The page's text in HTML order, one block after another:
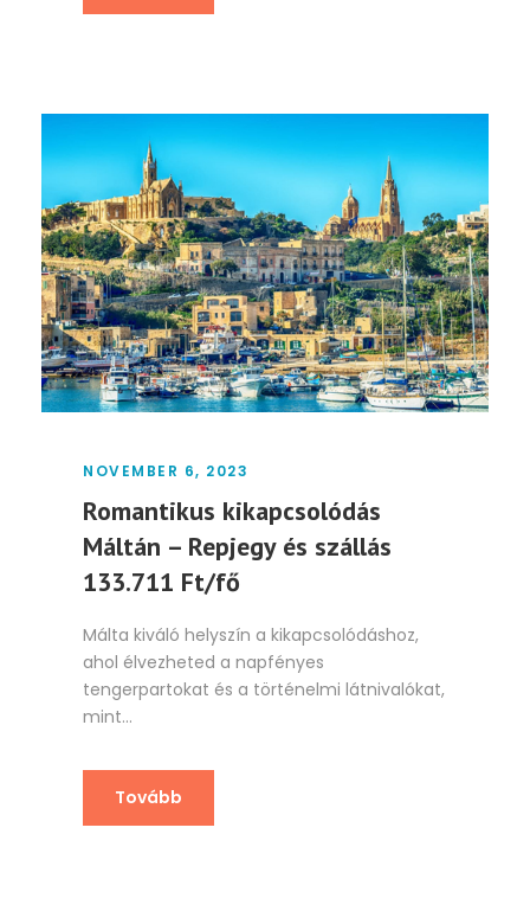
NOVEMBER 6, 2023
Romantikus kikapcsolódás
Máltán – Repjegy és szállás
133.711 Ft/fő
Málta kiváló helyszín a kikapcsolódáshoz,
ahol élvezheted a napfényes
tengerpartokat és a történelmi látnivalókat,
mint...
Tovább